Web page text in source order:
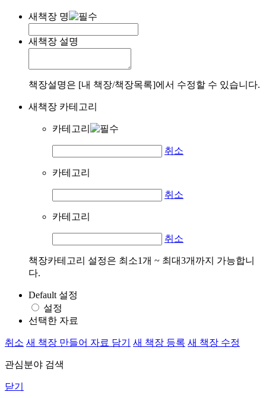
새책장 명
새책장 설명
책장설명은 [내 책장/책장목록]에서 수정할 수 있습니다.
새책장 카테고리
카테고리
취소
카테고리
취소
카테고리
취소
책장카테고리 설정은 최소1개 ~ 최대3개까지 가능합니
다.
Default 설정
설정
선택한 자료
취소 새 책장 만들어 자료 담기 새 책장 등록 새 책장 수정
관심분야 검색
닫기